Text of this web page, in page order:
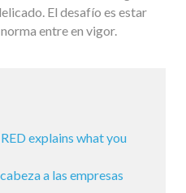
El desafío es estar
entre en vigor.
explains what you
a las empresas